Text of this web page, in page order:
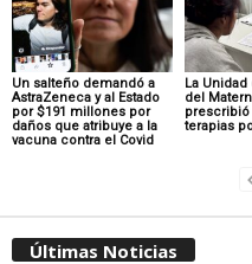
Un salteño demandó a
AstraZeneca y al Estado
por $191 millones por
daños que atribuye a la
vacuna contra el Covid
La
del
prescribió
terapias
Últimas Noticias